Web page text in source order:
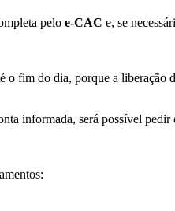
pelo e-CAC e, se
fim do dia, porque a liberação
informada, será possível